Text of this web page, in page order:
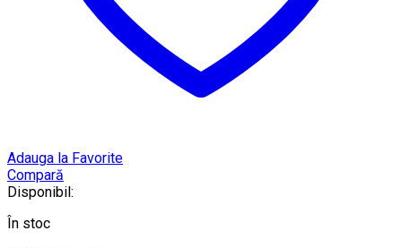
Adauga la Favorite
Compară
Disponibil:
În stoc